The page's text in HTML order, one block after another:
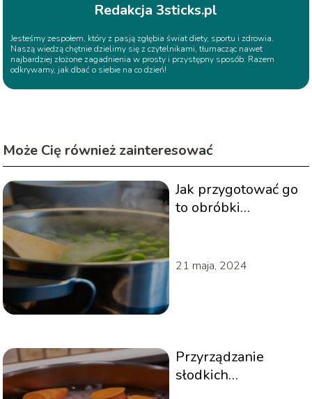
Redakcja 3sticks.pl
Jesteśmy zespołem, który z pasją zgłębia świat diety, sportu i zdrowia.
Naszą wiedzą chętnie dzielimy się z czytelnikami, tłumacząc nawet
najbardziej złożone zagadnienia w prosty i przystępny sposób. Razem
odkrywamy, jak dbać o siebie na co dzień!
Może Cię również zainteresować
Jak przygotować go
to obróbki
21 maja, 2024
Przyrządzanie
słodkich